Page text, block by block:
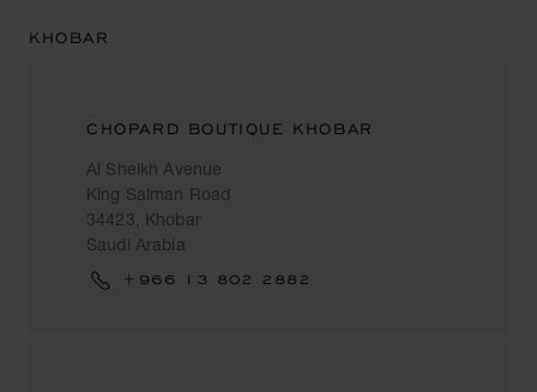
KHOBAR
CHOPARD BOUTIQUE KHOBAR
Al Sheikh Avenue
King Salman Road
34423, Khobar
Saudi Arabia
+966 13 802 2882